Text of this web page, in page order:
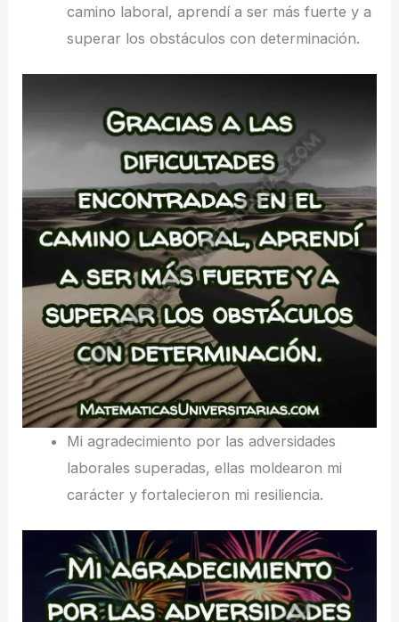
camino laboral, aprendí a ser más fuerte y a
superar los obstáculos con determinación.
Mi agradecimiento por las adversidades
laborales superadas, ellas moldearon mi
carácter y fortalecieron mi resiliencia.